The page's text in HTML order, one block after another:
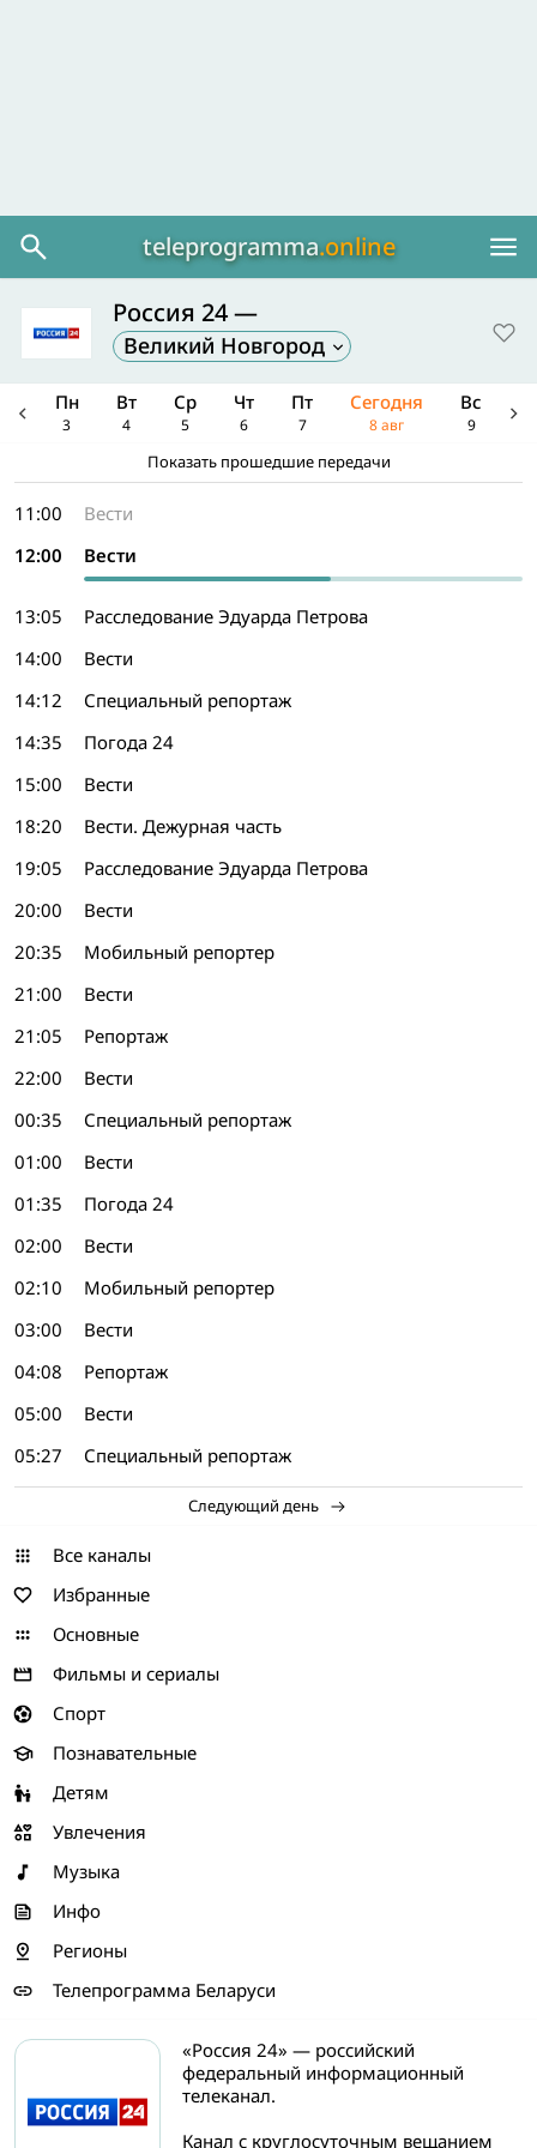
teleprogramma.online
Россия 24 —
Великий Новгород
Пн
3
Вт
4
Ср
5
Чт
6
Пт
7
Сегодня
8 авг
Вс
9
Показать прошедшие передачи
11:00
Вести
12:00
Вести
13:05
Расследование Эдуарда Петрова
14:00
Вести
14:12
Специальный репортаж
14:35
Погода 24
15:00
Вести
18:20
Вести. Дежурная часть
19:05
Расследование Эдуарда Петрова
20:00
Вести
20:35
Мобильный репортер
21:00
Вести
21:05
Репортаж
22:00
Вести
00:35
Специальный репортаж
01:00
Вести
01:35
Погода 24
02:00
Вести
02:10
Мобильный репортер
03:00
Вести
04:08
Репортаж
05:00
Вести
05:27
Специальный репортаж
Следующий день
Все каналы
Избранные
Основные
Фильмы и сериалы
Спорт
Познавательные
Детям
Увлечения
Музыка
Инфо
Регионы
Телепрограмма Беларуси
«Россия 24» — российский
федеральный информационный
телеканал.
Канал с круглосуточным вещанием